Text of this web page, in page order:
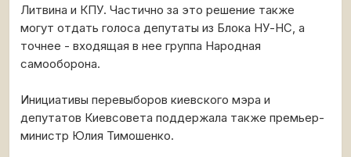
Литвина и КПУ. Частично за это решение также
могут отдать голоса депутаты из Блока НУ-НС, а
точнее - входящая в нее группа Народная
самооборона.
Инициативы перевыборов киевского мэра и
депутатов Киевсовета поддержала также премьер-
министр Юлия Тимошенко.